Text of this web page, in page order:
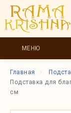
МЕНЮ
Главная
Подставка для
см